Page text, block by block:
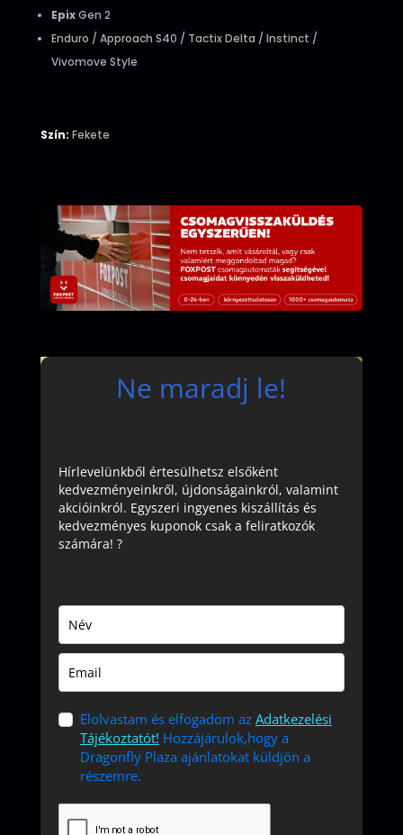
EpixGen 2
Enduro / Approach S40 / Tactix Delta / Instinct /
Vivomove Style
Szín: Fekete
Ne maradj le!
Hírlevelünkből értesülhetsz elsőként
kedvezményeinkről, újdonságainkról, valamint
akcióinkról. Egyszeri ingyenes kiszállítás és
kedvezményes kuponok csak a feliratkozók
számára! ?
Elolvastam és elfogadom az Adatkezelési
Tájékoztatót! Hozzájárulok,hogy a
Dragonfly Plaza ajánlatokat küldjön a
részemre.